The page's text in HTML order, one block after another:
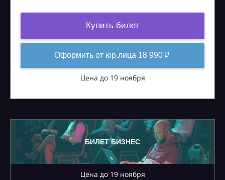
Купить билет
Оформить от юр.лица 18 990 ₽
Цена до 19 ноября
БИЛЕТ БИЗНЕС
Цена до 19 ноября